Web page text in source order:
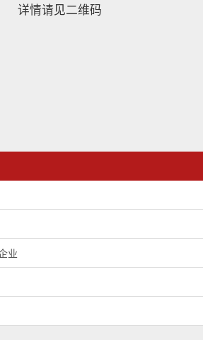
详情请见二维码
业